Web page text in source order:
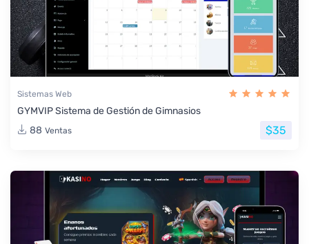
Sistemas Web
GYMVIP Sistema de Gestión de Gimnasios
88 Ventas $35